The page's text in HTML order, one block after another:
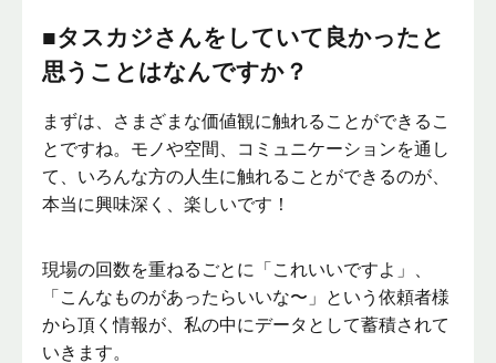
■タスカジさんをしていて良かったと
思うことはなんですか？
まずは、さまざまな価値観に触れることができるこ
とですね。モノや空間、コミュニケーションを通し
て、いろんな方の人生に触れることができるのが、
本当に興味深く、楽しいです！
現場の回数を重ねるごとに「これいいですよ」、
「こんなものがあったらいいな〜」という依頼者様
から頂く情報が、私の中にデータとして蓄積されて
いきます。